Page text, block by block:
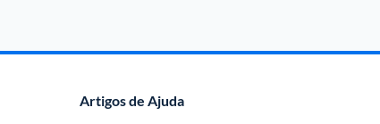
Artigos de Ajuda